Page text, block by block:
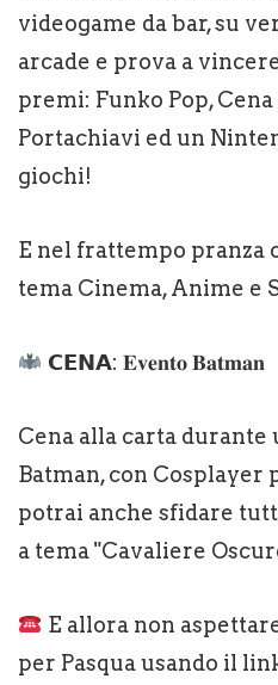
videogame da bar, su
arcade e prova a
premi: Funko Pop,
Portachiavi ed un
giochi!
E nel frattempo pranza
tema Cinema, Anime e
𝗖𝗘𝗡𝗔: 𝐄𝐯𝐞𝐧𝐭𝐨 𝐁𝐚𝐭𝐦𝐚𝐧
Cena alla carta durante
Batman, con Cosplayer
potrai anche sfidare
a tema "Cavaliere
E allora non
per Pasqua usando il